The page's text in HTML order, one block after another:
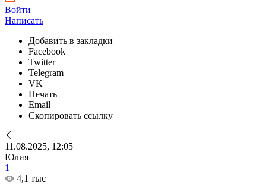
Войти
Написать
Добавить в закладки
Facebook
Twitter
Telegram
VK
Печать
Email
Скопировать ссылку
11.08.2025, 12:05
Юлия
1
4,1 тыс